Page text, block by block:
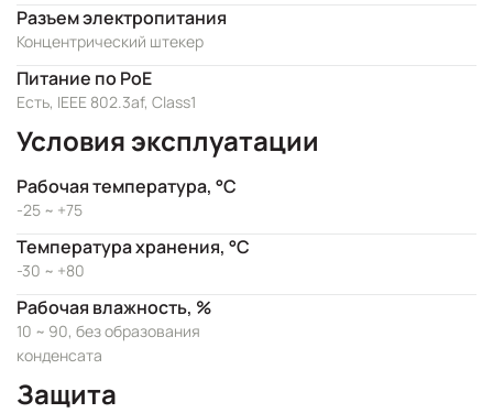
Разъем электропитания
Концентрический штекер
Питание по PoE
Есть, IEEE 802.3af, Class1
Условия эксплуатации
Рабочая температура, °C
-25 ~ +75
Температура хранения, °C
-30 ~ +80
Рабочая влажность, %
10 ~ 90, без образования
конденсата
Защита